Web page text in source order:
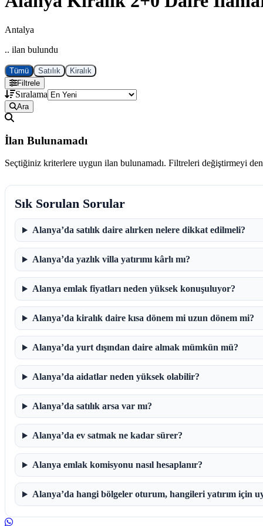
Antalya
.. ilan bulundu
Tümü Satılık
Kiralık
Filtrele
Sıralama
Ara
İlan Bulunamadı
Seçtiğiniz kriterlere uygun ilan bulunamadı. Filtreleri değiştirmeyi
Sık Sorulan Sorular
Alanya’da satılık daire alırken nelere dikkat edilmeli?
Alanya’da yazlık villa yatırımı kârlı mı?
Alanya emlak fiyatları neden yüksek konuşuluyor?
Alanya’da kiralık daire kısa dönem mi uzun dönem mi?
Alanya’da yurt dışından daire almak mümkün mü?
Alanya’da aidatlar neden yüksek olabilir?
Alanya’da satılık arsa var mı?
Alanya’da ev satmak ne kadar sürer?
Alanya emlak komisyonu nasıl hesaplanır?
Alanya’da hangi bölgeler oturum, hangileri yatırım için